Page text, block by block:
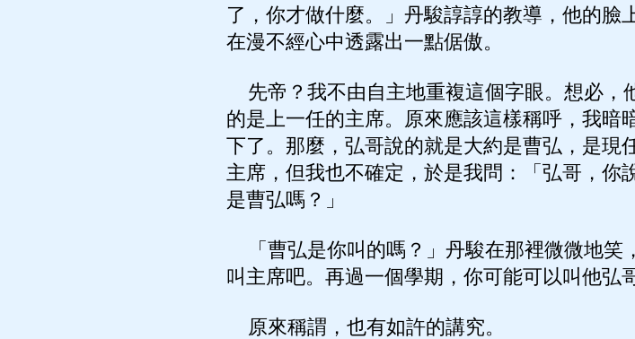
了，你才做什麼。」丹駿諄諄的教導，他的臉
在漫不經心中透露出一點倨傲。
先帝？我不由自主地重複這個字眼。想必，
的是上一任的主席。原來應該這樣稱呼，我暗
下了。那麼，弘哥說的就是大約是曹弘，是現
主席，但我也不確定，於是我問：「弘哥，你
是曹弘嗎？」
「曹弘是你叫的嗎？」丹駿在那裡微微地笑
叫主席吧。再過一個學期，你可能可以叫他弘
原來稱謂，也有如許的講究。